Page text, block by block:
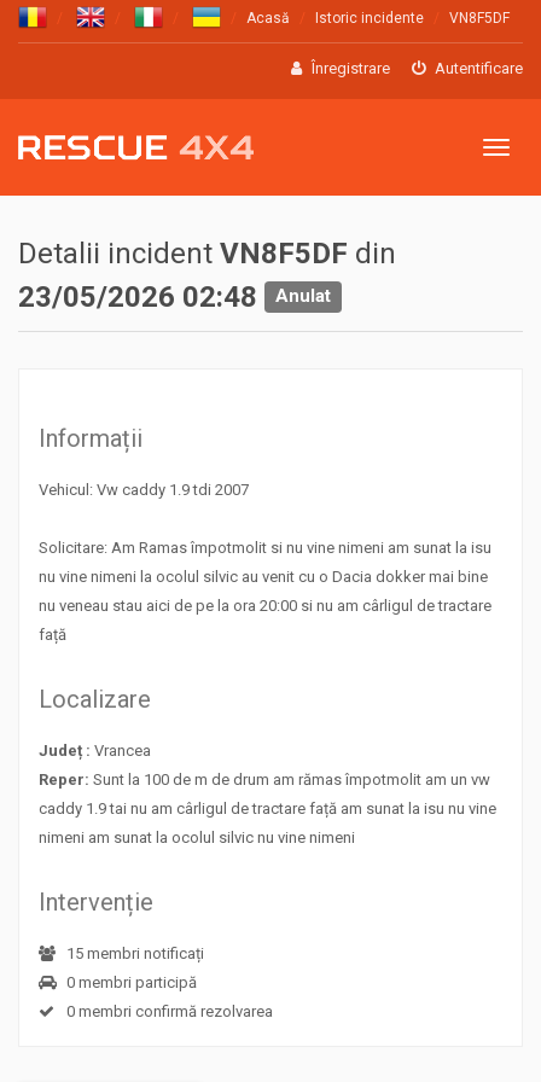
Acasă Istoric incidente VN8F5DF
Înregistrare Autentificare
Meniu
Detalii incident VN8F5DF din
23/05/2026 02:48
Anulat
Informații
Vehicul: Vw caddy 1.9 tdi 2007
Solicitare: Am Ramas împotmolit si nu vine nimeni am sunat la isu
nu vine nimeni la ocolul silvic au venit cu o Dacia dokker mai bine
nu veneau stau aici de pe la ora 20:00 si nu am cârligul de tractare
față
Localizare
Județ : Vrancea
Reper: Sunt la 100 de m de drum am rămas împotmolit am un vw
caddy 1.9 tai nu am cârligul de tractare față am sunat la isu nu vine
nimeni am sunat la ocolul silvic nu vine nimeni
Intervenție
15 membri notificați
0 membri participă
0 membri confirmă rezolvarea